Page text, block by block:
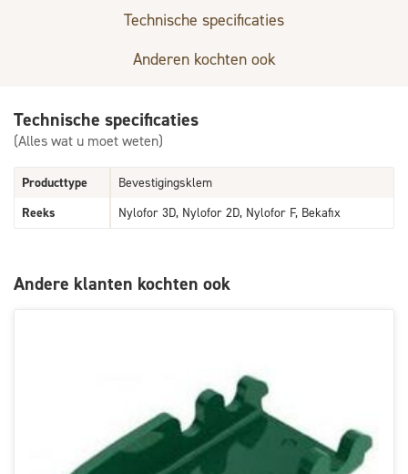
Technische specificaties
Anderen kochten ook
Technische specificaties
(Alles wat u moet weten)
Producttype
Bevestigingsklem
Reeks
Nylofor 3D, Nylofor 2D, Nylofor F, Bekafix
Andere klanten kochten ook